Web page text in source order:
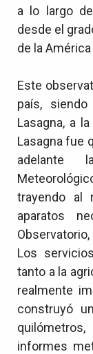
a lo largo
desde el
de la América
Este
país,
Lasagna, a
Lasagna fue
adelante
trayendo al
aparatos
Los
tanto a la
realmente
construyó
informes